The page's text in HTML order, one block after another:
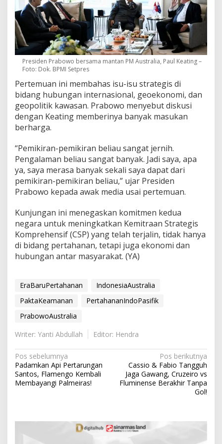
Presiden Prabowo bersama mantan PM Australia, Paul Keating –
Foto: Dok. BPMI Setpres
Pertemuan ini membahas isu-isu strategis di
bidang hubungan internasional, geoekonomi, dan
geopolitik kawasan. Prabowo menyebut diskusi
dengan Keating memberinya banyak masukan
berharga.
“Pemikiran-pemikiran beliau sangat jernih.
Pengalaman beliau sangat banyak. Jadi saya, apa
ya, saya merasa banyak sekali saya dapat dari
pemikiran-pemikiran beliau,” ujar Presiden
Prabowo kepada awak media usai pertemuan.
Kunjungan ini menegaskan komitmen kedua
negara untuk meningkatkan Kemitraan Strategis
Komprehensif (CSP) yang telah terjalin, tidak hanya
di bidang pertahanan, tetapi juga ekonomi dan
hubungan antar masyarakat. (YA)
EraBaruPertahanan
IndonesiaAustralia
PaktaKeamanan
PertahananIndoPasifik
PrabowoAustralia
Writer: Yanti Abdullah
Editor: Hendra
N
a
v
Pos sebelumnya
Padamkan Api Pertarungan
Santos, Flamengo Kembali
Membayangi Palmeiras!
Pos berikutnya
Cassio & Fabio Tangguh
Jaga Gawang, Cruzeiro vs
Fluminense Berakhir Tanpa
Gol!